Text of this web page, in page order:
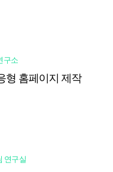
구소
형 홈페이지 제작
연구실